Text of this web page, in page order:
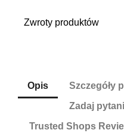
Zwroty produktów
Opis
Szczegóły
Zadaj
Trusted Shops